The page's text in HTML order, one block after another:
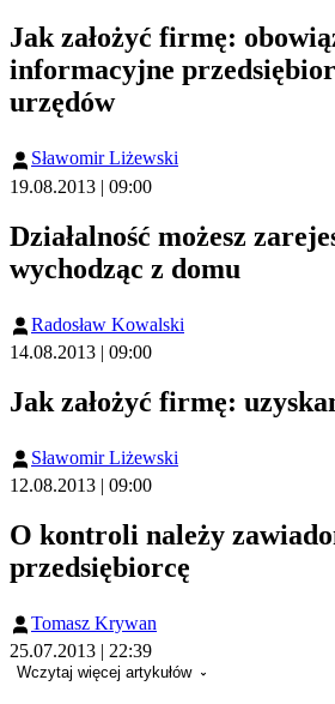
Jak założyć firmę:
informacyjne
urzędów
Sławomir Liżewski
19.08.2013 | 09:00
Działalność możesz
wychodząc z domu
Radosław Kowalski
14.08.2013 | 09:00
Jak założyć firmę:
Sławomir Liżewski
12.08.2013 | 09:00
O kontroli należy
przedsiębiorcę
Tomasz Krywan
25.07.2013 | 22:39
Wczytaj więcej artykułów